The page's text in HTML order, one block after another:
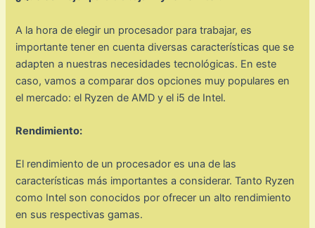
A la hora de elegir un procesador para trabajar, es
importante tener en cuenta diversas características que se
adapten a nuestras necesidades tecnológicas. En este
caso, vamos a comparar dos opciones muy populares en
el mercado: el Ryzen de AMD y el i5 de Intel.
Rendimiento:
El rendimiento de un procesador es una de las
características más importantes a considerar. Tanto Ryzen
como Intel son conocidos por ofrecer un alto rendimiento
en sus respectivas gamas.